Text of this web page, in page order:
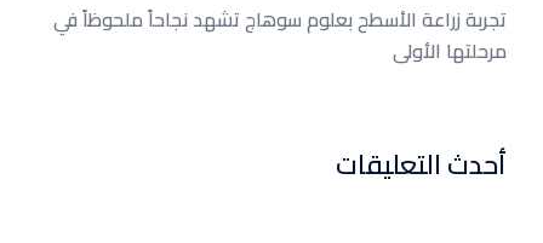
تجربة زراعة الأسطح بعلوم سوهاج تشهد نجاحاً ملحوظاً في
مرحلتها الأولى
أحدث التعليقات